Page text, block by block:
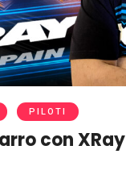
PILOTI
con XRay